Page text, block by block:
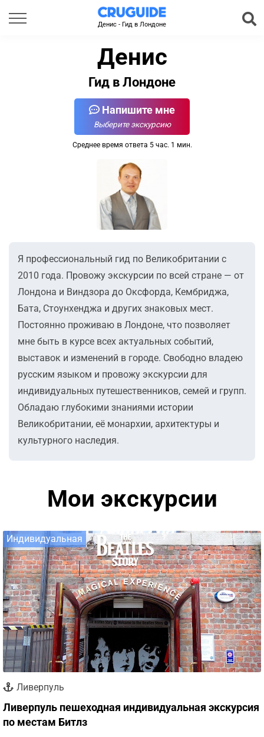
Денис - Гид в Лондоне
Денис
Гид в Лондоне
Напишите мне
Выберите экскурсию
Среднее время ответа 5 час. 1 мин.
Я профессиональный гид по Великобритании с
2010 года. Провожу экскурсии по всей стране — от
Лондона и Виндзора до Оксфорда, Кембриджа,
Бата, Стоунхенджа и других знаковых мест.
Постоянно проживаю в Лондоне, что позволяет
мне быть в курсе всех актуальных событий,
выставок и изменений в городе. Свободно владею
русским языком и провожу экскурсии для
индивидуальных путешественников, семей и групп.
Обладаю глубокими знаниями истории
Великобритании, её монархии, архитектуры и
культурного наследия.
Мои экскурсии
Индивидуальная
Ливерпуль
Ливерпуль пешеходная индивидуальная экскурсия
по местам Битлз